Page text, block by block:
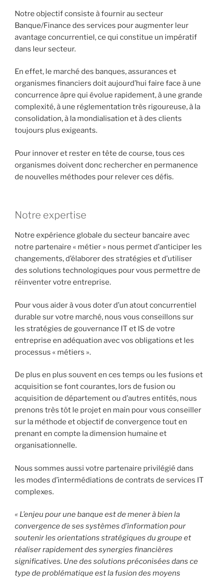
Notre objectif consiste à fournir au secteur
Banque/Finance des services pour augmenter leur
avantage concurrentiel, ce qui constitue un impératif
dans leur secteur.
En effet, le marché des banques, assurances et
organismes financiers doit aujourd’hui faire face à une
concurrence âpre qui évolue rapidement, à une grande
complexité, à une réglementation très rigoureuse, à la
consolidation, à la mondialisation et à des clients
toujours plus exigeants.
Pour innover et rester en tête de course, tous ces
organismes doivent donc rechercher en permanence
de nouvelles méthodes pour relever ces défis.
Notre expertise
Notre expérience globale du secteur bancaire avec
notre partenaire « métier » nous permet d’anticiper les
changements, d’élaborer des stratégies et d’utiliser
des solutions technologiques pour vous permettre de
réinventer votre entreprise.
Pour vous aider à vous doter d’un atout concurrentiel
durable sur votre marché, nous vous conseillons sur
les stratégies de gouvernance IT et IS de votre
entreprise en adéquation avec vos obligations et les
processus « métiers ».
De plus en plus souvent en ces temps ou les fusions et
acquisition se font courantes, lors de fusion ou
acquisition de département ou d’autres entités, nous
prenons très tôt le projet en main pour vous conseiller
sur la méthode et objectif de convergence tout en
prenant en compte la dimension humaine et
organisationnelle.
Nous sommes aussi votre partenaire privilégié dans
les modes d’intermédiations de contrats de services IT
complexes.
« L’enjeu pour une banque est de mener à bien la
convergence de ses systèmes d’information pour
soutenir les orientations stratégiques du groupe et
réaliser rapidement des synergies financières
significatives. Une des solutions préconisées dans ce
type de problématique est la fusion des moyens